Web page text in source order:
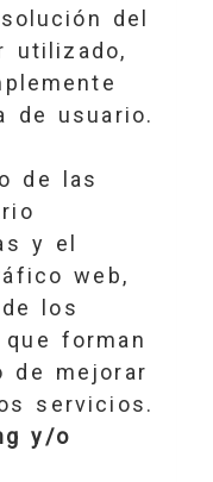
del
utilizado,
de usuario.
de las
y el
web,
los
forman
de mejorar
servicios.
y/o